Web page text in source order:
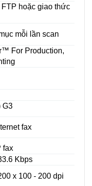
hoặc giao thức
mỗi lần scan
For Production,
G3
fax
fax
Kbps
x 100 - 200 dpi